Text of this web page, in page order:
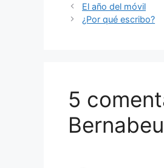
El año del móvil
¿Por qué escribo?
5